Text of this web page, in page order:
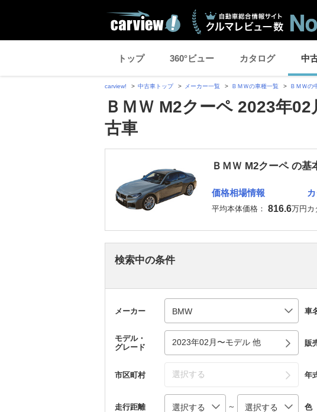
トップ 360°ビュー カタログ 中
carview! 中古車トップ メーカー一覧 ＢＭＷの車種一覧 ＢＭＷの
ＢＭＷ M2クーペ 2023年
古車
ＢＭＷ M2クーペ の基
価格相場情報
平均本体価格： 816.6万円カ
検索中の条件
メーカー 車
モデル・
グレード
2023年02月〜モデル 他 販
市区町村 選択する 年
走行距離 ～ 色